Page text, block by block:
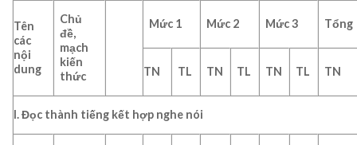
Tên
các
nội
dung
Chủ
đề,
mạch
kiến
thức
Mức 1 Mức 2 Mức 3 Tổng
TN TL TN TL TN TL TN
I. Đọc thành tiếng kết hợp nghe nói